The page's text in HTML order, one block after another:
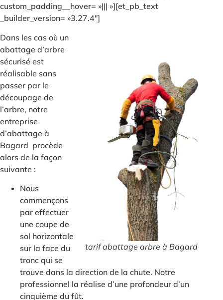
custom_padding__hover= »||| »][et_pb_text
_builder_version= »3.27.4″]
tarif abattage arbre à Bagard
Dans les cas où un
abattage d’arbre
sécurisé est
réalisable sans
passer par le
découpage de
l’arbre, notre
entreprise
d’abattage à
Bagard procède
alors de la façon
suivante :
Nous
commençons
par effectuer
une coupe de
sol horizontale
sur la face du
tronc qui se
trouve dans la direction de la chute. Notre
professionnel la réalise d’une profondeur d’un
cinquième du fût.